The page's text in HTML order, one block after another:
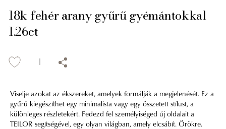
18k fehér arany gyűrű gyémántokkal
1.26ct
Viselje azokat az ékszereket, amelyek formálják a megjelenését. Ez a
gyűrű kiegészíthet egy minimalista vagy egy összetett stílust, a
különleges részletekért. Fedezd fel személyiséged új oldalait a
TEILOR segítségével, egy olyan világban, amely elcsábít. Örökre.